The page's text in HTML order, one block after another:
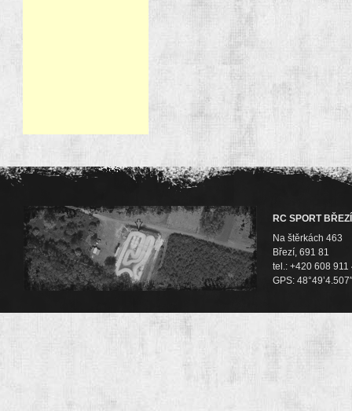
RC SPORT BŘEZÍ
Na štěrkách 463
Březí, 691 81
tel.: +420 608 911
GPS: